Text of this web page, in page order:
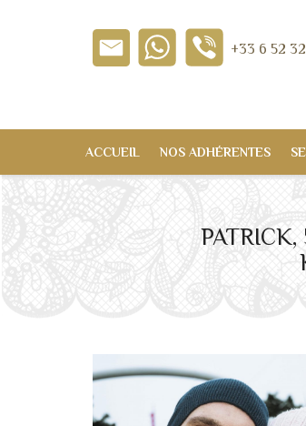
ACCUEIL NOS ADHÉRENTES
+33 6 52